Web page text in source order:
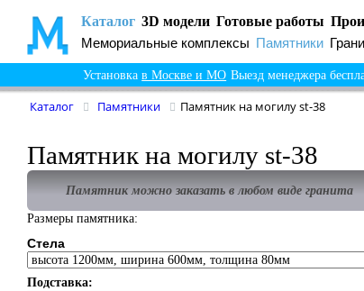
Каталог 3D модели Готовые работы
Мемориальные комплексы Памятники
Установкав Москве и МО Выезд менеджера
Каталог Памятники Памятник на могилу st-38
Памятник на могилу st-38
Памятник можно заказать в любом виде гранита
Размеры памятника:
Стела
Подставка: